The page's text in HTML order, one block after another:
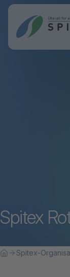
Spitex
Sie befinden sich
HomeSpitex-